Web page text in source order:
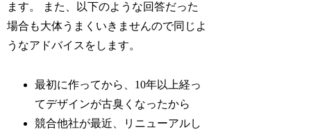
ます。 また、以下のような回答だった
場合も大体うまくいきませんので同じよ
うなアドバイスをします。
最初に作ってから、10年以上経っ
てデザインが古臭くなったから
競合他社が最近、リニューアルし